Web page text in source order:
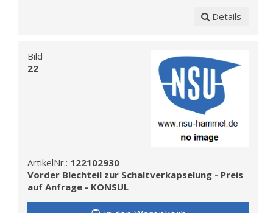
Details
Bild
22
ArtikelNr.: 122102930
Vorder Blechteil zur Schaltverkapselung - Preis
auf Anfrage - KONSUL